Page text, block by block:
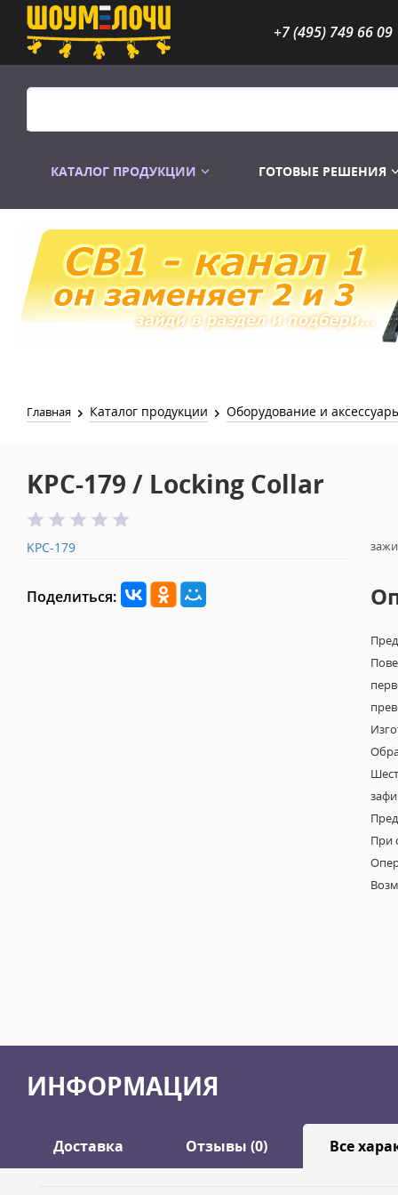
+7 (495) 749 66 09
КАТАЛОГ ПРОДУКЦИИ
Распродажа Лампы
ГОТОВЫЕ РЕШЕНИЯ
Главная Каталог продукции Оборудование и
KPC-179 / Locking Collar
KPC-179
Поделиться:
При
ИНФОРМАЦИЯ
Доставка Отзывы (0) Все